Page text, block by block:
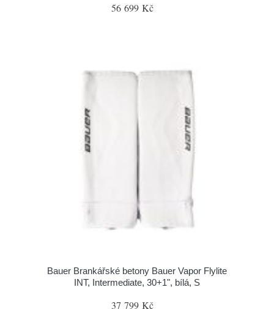
56 699 Kč
Bauer Brankářské betony Bauer Vapor Flylite
INT, Intermediate, 30+1", bílá, S
37 799 Kč